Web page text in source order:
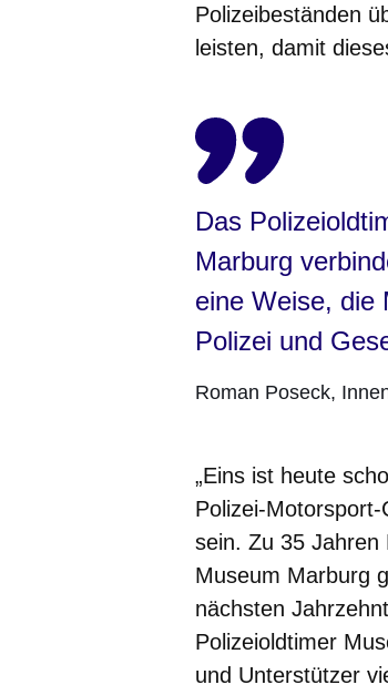
Polizeibeständen
leisten, damit
Das
Marburg
eine Weise, die
Polizei und
Roman Poseck
„Eins ist heute
Polizei-
sein. Zu 35 Jahren
Museum Marburg
nächsten
Polizeioldtimer
und Unterstützer